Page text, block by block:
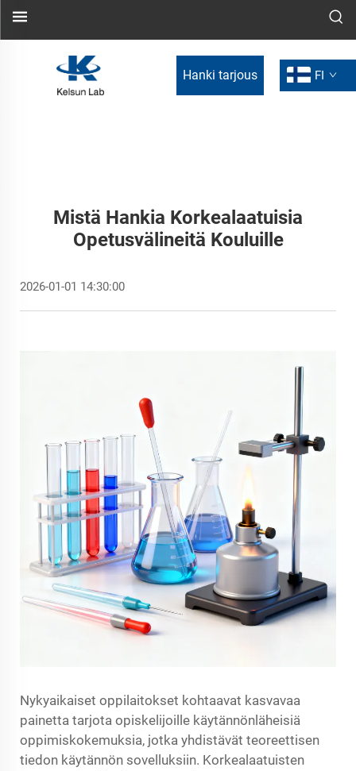
Hanki tarjous FI
Mistä Hankia Korkealaatuisia
Opetusvälineitä Kouluille
2026-01-01 14:30:00
Nykyaikaiset oppilaitokset kohtaavat kasvavaa
painetta tarjota opiskelijoille käytännönläheisiä
oppimiskokemuksia, jotka yhdistävät teoreettisen
tiedon käytännön sovelluksiin. Korkealaatuisten